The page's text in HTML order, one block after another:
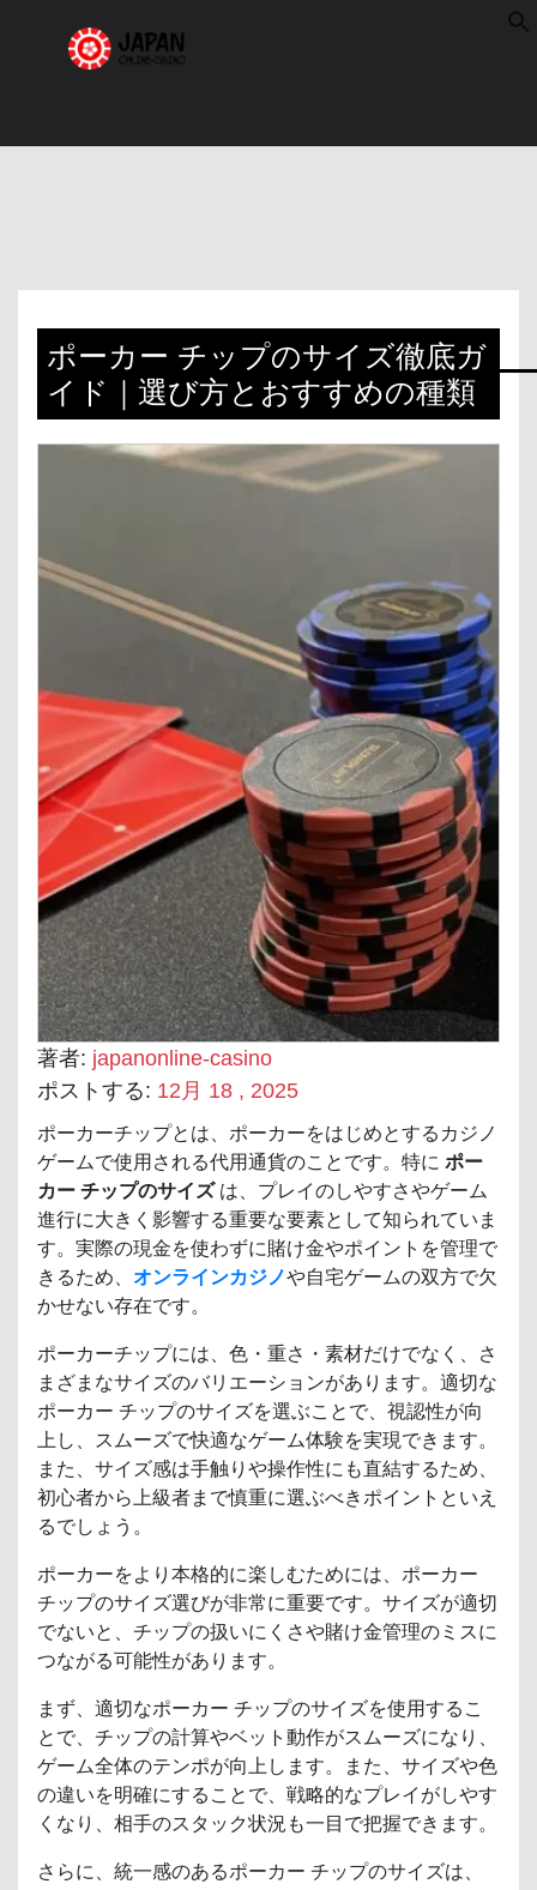
ポーカー チップのサイズ徹底ガ
イド｜選び方とおすすめの種類
著者: japanonline-casino
ポストする: 12月 18 , 2025
ポーカーチップとは、ポーカーをはじめとするカジノ
ゲームで使用される代用通貨のことです。特に ポー
カー チップのサイズは、プレイのしやすさやゲーム
進行に大きく影響する重要な要素として知られていま
す。実際の現金を使わずに賭け金やポイントを管理で
きるため、 オンラインカジノや自宅ゲームの双方で欠
かせない存在です。
ポーカーチップには、色・重さ・素材だけでなく、さ
まざまなサイズのバリエーションがあります。適切な
ポーカー チップのサイズを選ぶことで、視認性が向
上し、スムーズで快適なゲーム体験を実現できます。
また、サイズ感は手触りや操作性にも直結するため、
初心者から上級者まで慎重に選ぶべきポイントといえ
るでしょう。
ポーカーをより本格的に楽しむためには、ポーカー
チップのサイズ選びが非常に重要です。サイズが適切
でないと、チップの扱いにくさや賭け金管理のミスに
つながる可能性があります。
まず、適切なポーカー チップのサイズを使用するこ
とで、チップの計算やベット動作がスムーズになり、
ゲーム全体のテンポが向上します。また、サイズや色
の違いを明確にすることで、戦略的なプレイがしやす
くなり、相手のスタック状況も一目で把握できます。
さらに、統一感のあるポーカー チップのサイズは、